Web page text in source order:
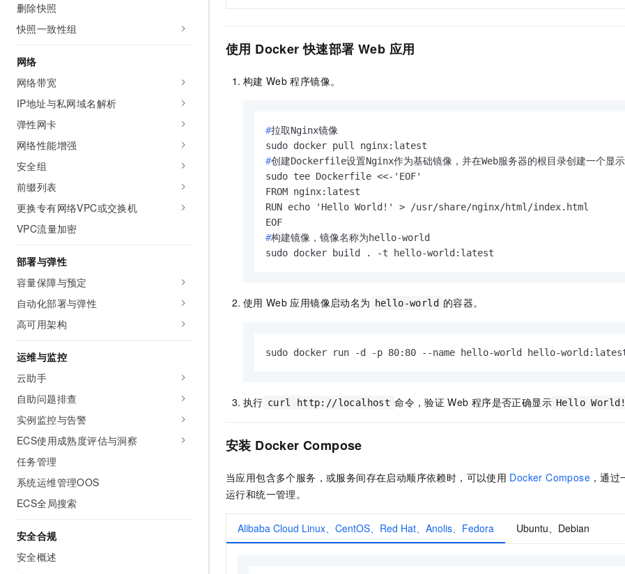
删除快照
快照一致性组
网络
网络带宽
IP地址与私网域名解析
弹性网卡
网络性能增强
安全组
前缀列表
更换专有网络VPC或交换机
VPC流量加密
部署与弹性
容量保障与预定
自动化部署与弹性
高可用架构
运维与监控
云助手
自助问题排查
实例监控与告警
ECS使用成熟度评估与洞察
任务管理
系统运维管理OOS
ECS全局搜索
安全合规
安全概述
使用 Docker 快速部署 Web 应用
构建 Web 程序镜像。
#拉取Nginx镜像
#创建Dockerfile设置Nginx作为基础镜像，并在Web服务器的根目录创建一个
sudo tee Dockerfile <<-'EOF'
FROM nginx:latest
RUN echo 'Hello World!' > /usr/share/nginx/html/index.html
#构建镜像，镜像名称为hello-world
sudo docker build . -t hello-world:latest
使用 Web 应用镜像启动名为 hello-world 的容器。
sudo docker run -d -p 80:80 --name hello-world hello-
执行 curl http://localhost 命令，验证 Web 程序是否正确显示 Hello World!
安装 Docker Compose
当应用包含多个服务，或服务间存在启动顺序依赖时，可以使用 Docker Compose ，通过
运行和统一管理。
Alibaba Cloud Linux、CentOS、Red Hat、Anolis、Fedora Ubuntu、Debian